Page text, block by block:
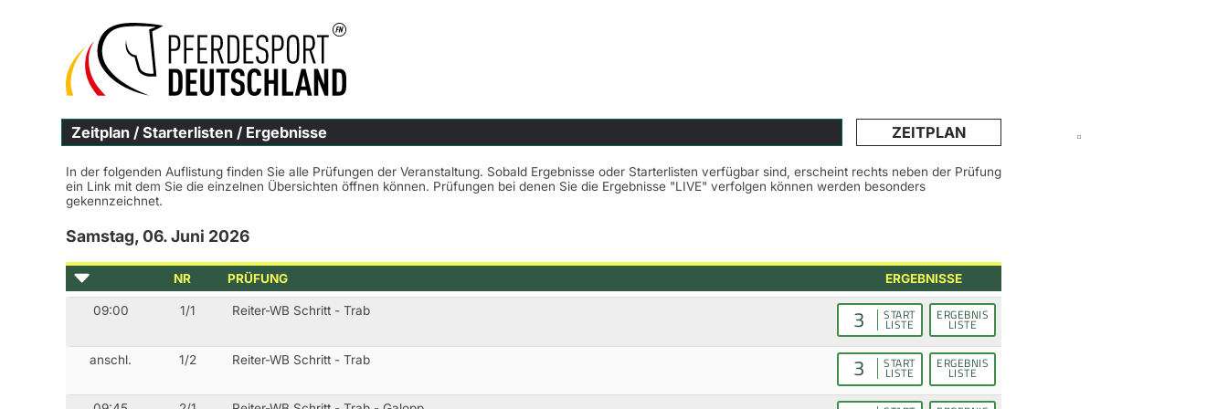
Zeitplan / Starterlisten / Ergebnisse ZEITPLAN
In der folgenden Auflistung finden Sie alle Prüfungen der Veranstaltung. Sobald Ergebnisse oder Starterlisten verfügbar sind, erscheint rechts neben der Prüfung
ein Link mit dem Sie die einzelnen Übersichten öffnen können. Prüfungen bei denen Sie die Ergebnisse "LIVE" verfolgen können werden besonders
gekennzeichnet.
Samstag, 06. Juni 2026
NR PRÜFUNG ERGEBNISSE
09:00 1/1 Reiter-WB Schritt - Trab 3 START
LISTE
ERGEBNIS
LISTE
anschl. 1/2 Reiter-WB Schritt - Trab 3 START
LISTE
ERGEBNIS
LISTE